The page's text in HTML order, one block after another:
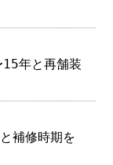
年と再舗装
補修時期を